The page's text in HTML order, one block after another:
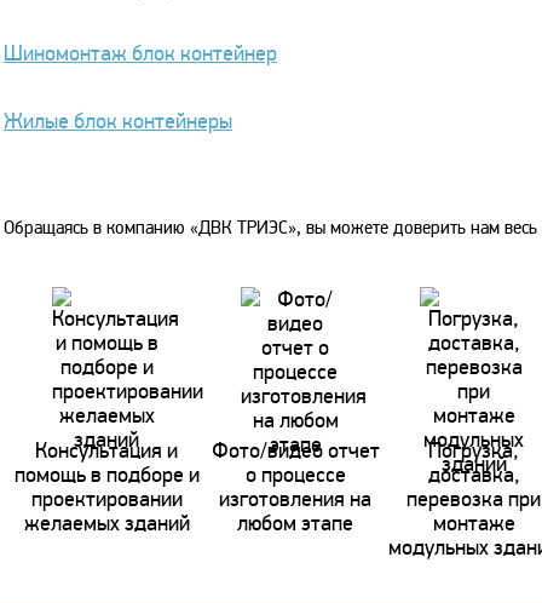
Шиномонтаж блок контейнер
Жилые блок контейнеры
Обращаясь в компанию «ДВК ТРИЭС», вы можете доверить нам
Консультация и
помощь в подборе и
проектировании
желаемых зданий
Фото/видео отчет
о процессе
изготовления на
любом этапе
Погрузка,
доставка,
перевозка при
монтаже
модульных